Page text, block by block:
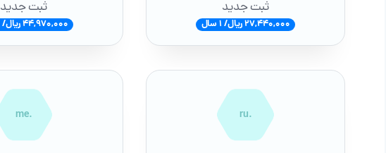
ثبت جدید
27,440,000 ریال/ 1 سال
ثبت جدید
44,970,000 ریال/ 1 سال
.ru
.me